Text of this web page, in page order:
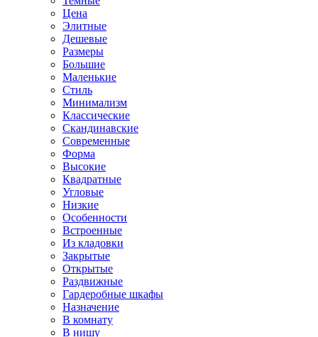
Цена
Элитные
Дешевые
Размеры
Большие
Маленькие
Стиль
Минимализм
Классические
Скандинавские
Современные
Форма
Высокие
Квадратные
Угловые
Низкие
Особенности
Встроенные
Из кладовки
Закрытые
Открытые
Раздвижные
Гардеробные шкафы
Назначение
В комнату
В нишу